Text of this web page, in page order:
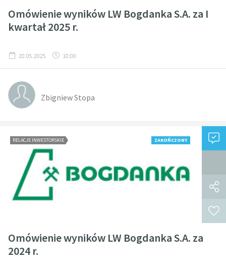
Omówienie wyników LW Bogdanka S.A. za I
kwartał 2025 r.
20.05.2025 10:00
Zbigniew Stopa
RELACJE INWESTORSKIE ZAKOŃCZONY
Omówienie wyników LW Bogdanka S.A. za
2024 r.